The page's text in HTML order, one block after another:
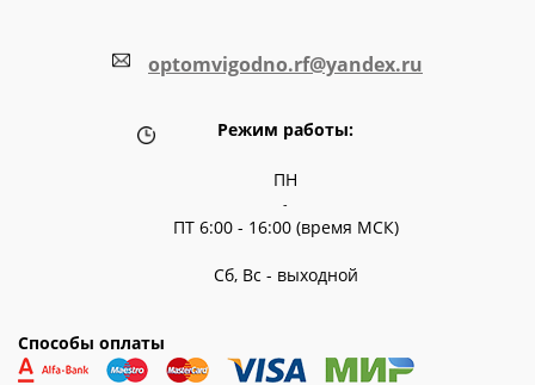
optomvigodno.rf@yandex.ru
Режим работы:
ПН
-
ПТ 6:00 - 16:00 (время МСК)
Сб, Вс - выходной
Способы оплаты